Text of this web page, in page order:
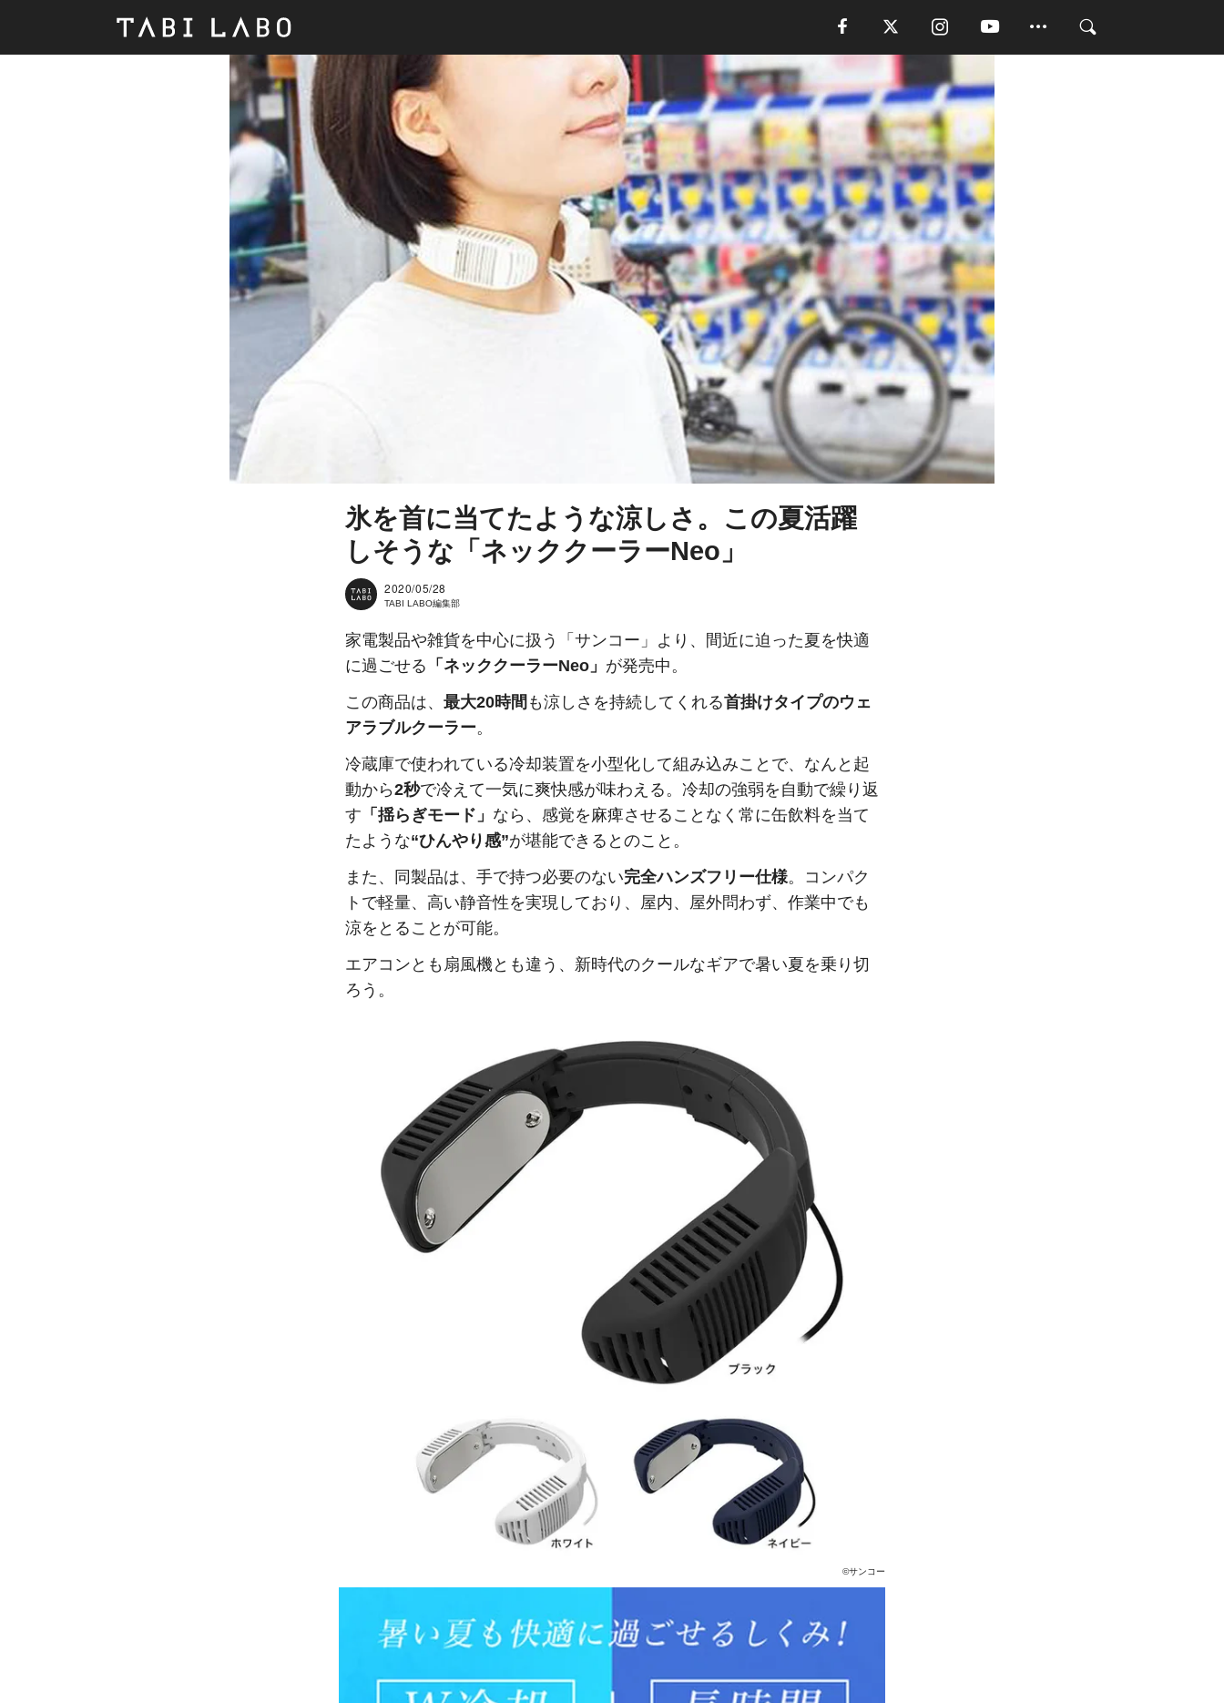
氷を首に当てたような涼しさ。この夏活躍
しそうな「ネッククーラーNeo」
2020/05/28
TABI LABO編集部
家電製品や雑貨を中心に扱う「サンコー」より、間近に迫った夏を快適
に過ごせる 「ネッククーラーNeo」 が発売中。
この商品は、 最大20時間 も涼しさを持続してくれる首掛けタイプのウェ
アラブルクーラー。
冷蔵庫で使われている冷却装置を小型化して組み込みことで、なんと起
動から2秒で冷えて一気に爽快感が味わえる。冷却の強弱を自動で繰り返
す 「揺らぎモード」 なら、感覚を麻痺させることなく常に缶飲料を当て
たような“ひんやり感”が堪能できるとのこと。
また、同製品は、手で持つ必要のない完全ハンズフリー仕様。コンパク
トで軽量、高い静音性を実現しており、屋内、屋外問わず、作業中でも
涼をとることが可能。
エアコンとも扇風機とも違う、新時代のクールなギアで暑い夏を乗り切
ろう。
©サンコー